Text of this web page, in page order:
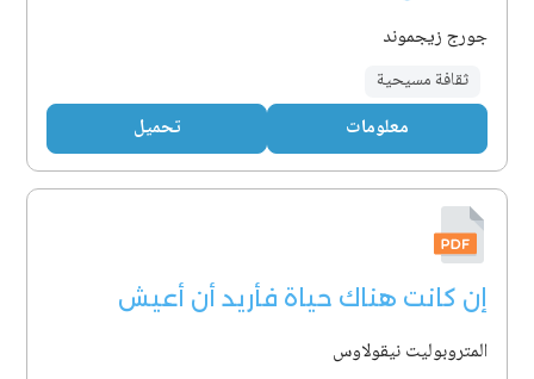
جورج زيجموند
ثقافة مسيحية
معلومات تحميل
إن كانت هناك حياة فأريد أن أعيش
المتروبوليت نيقولاوس